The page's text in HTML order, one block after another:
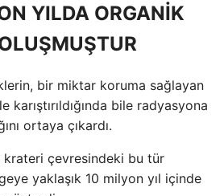
YILDA ORGANİK
bir miktar koruma sağlayan
bile radyasyona
ortaya çıkardı.
krateri çevresindeki bu tür
yaklaşık 10 milyon yıl içinde